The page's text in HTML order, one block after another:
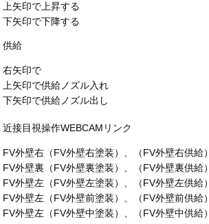
上矢印で上昇する
下矢印で下降する
供給
右矢印で
上矢印で供給ノズル入れ
下矢印で供給ノズル出し
近接目視操作WEBCAMリンク
FV外壁右（FV外壁右塗装）、（FV外壁右供給）
FV外壁裏（FV外壁裏塗装）、（FV外壁裏供給）
FV外壁左（FV外壁左塗装）、（FV外壁左供給）
FV外壁左（FV外壁前塗装）、（FV外壁前供給）
FV外壁左（FV外壁中塗装）、（FV外壁中供給）